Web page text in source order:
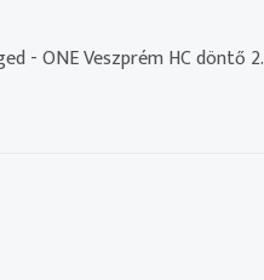
- ONE Veszprém HC döntő 2.